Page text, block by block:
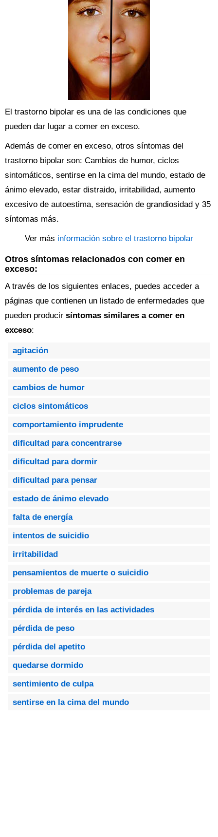
El trastorno bipolar es una de las condiciones que
pueden dar lugar a comer en exceso.
Además de comer en exceso, otros síntomas del
trastorno bipolar son: Cambios de humor, ciclos
sintomáticos, sentirse en la cima del mundo, estado de
ánimo elevado, estar distraido, irritabilidad, aumento
excesivo de autoestima, sensación de grandiosidad y 35
síntomas más.
Ver más información sobre el trastorno bipolar
Otros síntomas relacionados con comer en
exceso:
A través de los siguientes enlaces, puedes acceder a
páginas que contienen un listado de enfermedades que
pueden producir síntomas similares a comer en
exceso:
agitación
aumento de peso
cambios de humor
ciclos sintomáticos
comportamiento imprudente
dificultad para concentrarse
dificultad para dormir
dificultad para pensar
estado de ánimo elevado
falta de energía
intentos de suicidio
irritabilidad
pensamientos de muerte o suicidio
problemas de pareja
pérdida de interés en las actividades
pérdida de peso
pérdida del apetito
quedarse dormido
sentimiento de culpa
sentirse en la cima del mundo